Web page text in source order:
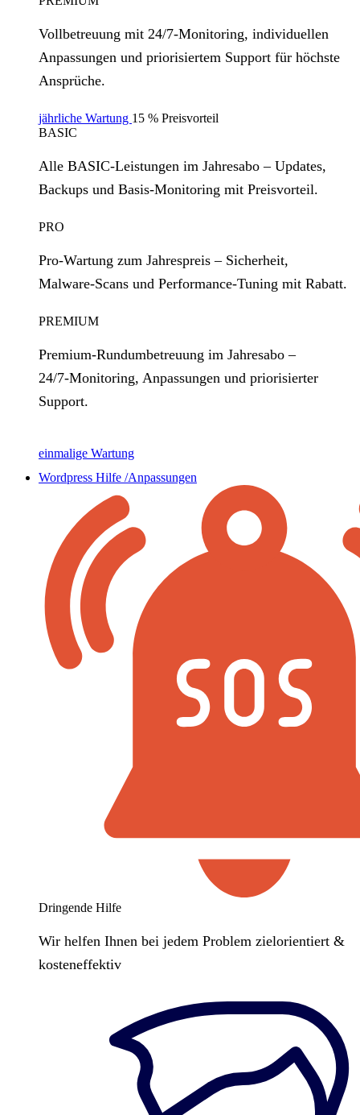
Vollbetreuung mit 24/7‑Monitoring, individuellen
Anpassungen und priorisiertem Support für höchste
Ansprüche.
jährliche Wartung 15 % Preisvorteil
BASIC
Alle BASIC‑Leistungen im Jahresabo – Updates,
Backups und Basis‑Monitoring mit Preisvorteil.
PRO
Pro‑Wartung zum Jahrespreis – Sicherheit,
Malware‑Scans und Performance‑Tuning mit Rabatt.
PREMIUM
Premium‑Rundumbetreuung im Jahresabo –
24/7‑Monitoring, Anpassungen und priorisierter
Support.
einmalige Wartung
Wordpress Hilfe /Anpassungen
Dringende Hilfe
Wir helfen Ihnen bei jedem Problem zielorientiert &
kosteneffektiv